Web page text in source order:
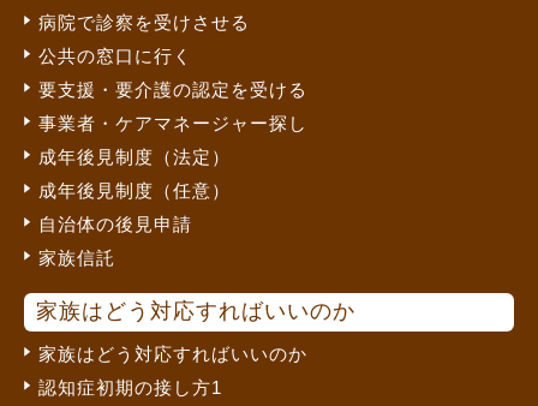
病院で診察を受けさせる
公共の窓口に行く
要支援・要介護の認定を受ける
事業者・ケアマネージャー探し
成年後見制度（法定）
成年後見制度（任意）
自治体の後見申請
家族信託
家族はどう対応すればいいのか
家族はどう対応すればいいのか
認知症初期の接し方1